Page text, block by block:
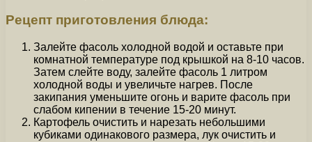
Рецепт приготовления блюда:
Залейте фасоль холодной водой и оставьте при
комнатной температуре под крышкой на 8-10 часов.
Затем слейте воду, залейте фасоль 1 литром
холодной воды и увеличьте нагрев. После
закипания уменьшите огонь и варите фасоль при
слабом кипении в течение 15-20 минут.
Картофель очистить и нарезать небольшими
кубиками одинакового размера, лук очистить и